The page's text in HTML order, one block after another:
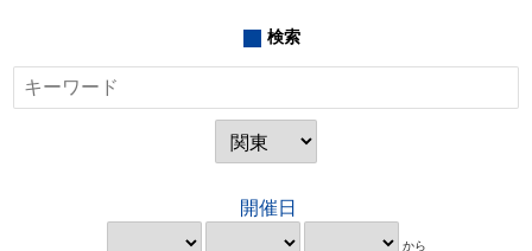
検索
開催日
から